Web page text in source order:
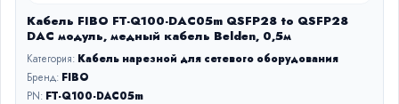
Кабель FIBO FT-Q100-DAC05m QSFP28 to QSFP28
DAC модуль, медный кабель Belden, 0,5м
Категория: Кабель нарезной для сетевого оборудования
Бренд: FIBO
PN: FT-Q100-DAC05m